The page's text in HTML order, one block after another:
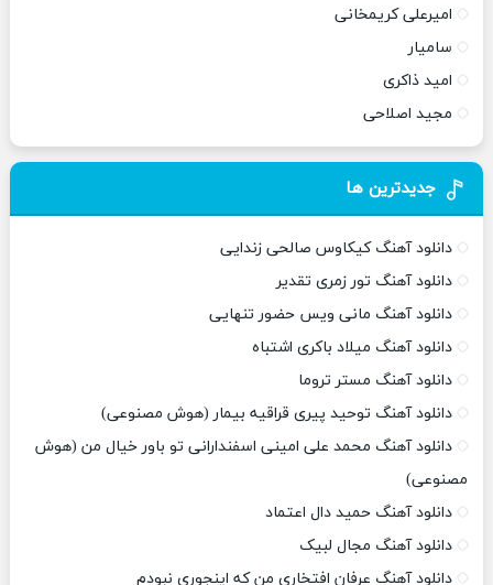
امیرعلی کریمخانی
سامیار
امید ذاکری
مجید اصلاحی
جدیدترین ها
دانلود آهنگ کیکاوس صالحی زندایی
دانلود آهنگ تور زمری تقدیر
دانلود آهنگ مانی ویس حضور تنهایی
دانلود آهنگ میلاد باکری اشتباه
دانلود آهنگ مستر تروما
دانلود آهنگ توحید پیری قراقیه بیمار (هوش مصنوعی)
دانلود آهنگ محمد علی امینی اسفندارانی تو باور خیال من (هوش
مصنوعی)
دانلود آهنگ حمید دال اعتماد
دانلود آهنگ مجال لبیک
دانلود آهنگ عرفان افتخاری من که اینجوری نبودم